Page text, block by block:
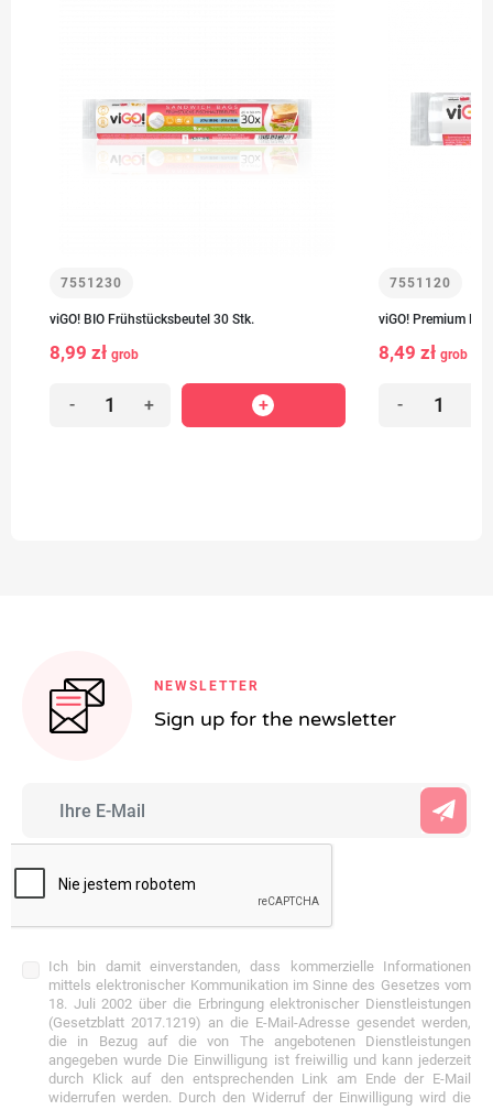
7551230
viGO! BIO Frühstücksbeutel 30 Stk.
8,99 zł grob
- +
7551120
viGO! Premium
8,49 zł grob
-
NEWSLETTER
Sign up for the newsletter
Ich bin damit einverstanden, dass kommerzielle Informationen
mittels elektronischer Kommunikation im Sinne des Gesetzes vom
18. Juli 2002 über die Erbringung elektronischer Dienstleistungen
(Gesetzblatt 2017.1219) an die E-Mail-Adresse gesendet werden,
die in Bezug auf die von The angebotenen Dienstleistungen
angegeben wurde Die Einwilligung ist freiwillig und kann jederzeit
durch Klick auf den entsprechenden Link am Ende der E-Mail
widerrufen werden. Durch den Widerruf der Einwilligung wird die